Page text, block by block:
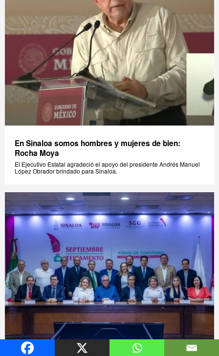
En Sinaloa somos hombres y mujeres de bien:
Rocha Moya
El Ejecutivo Estatal agradeció el apoyo del presidente Andrés Manuel
López Obrador brindado para Sinaloa.